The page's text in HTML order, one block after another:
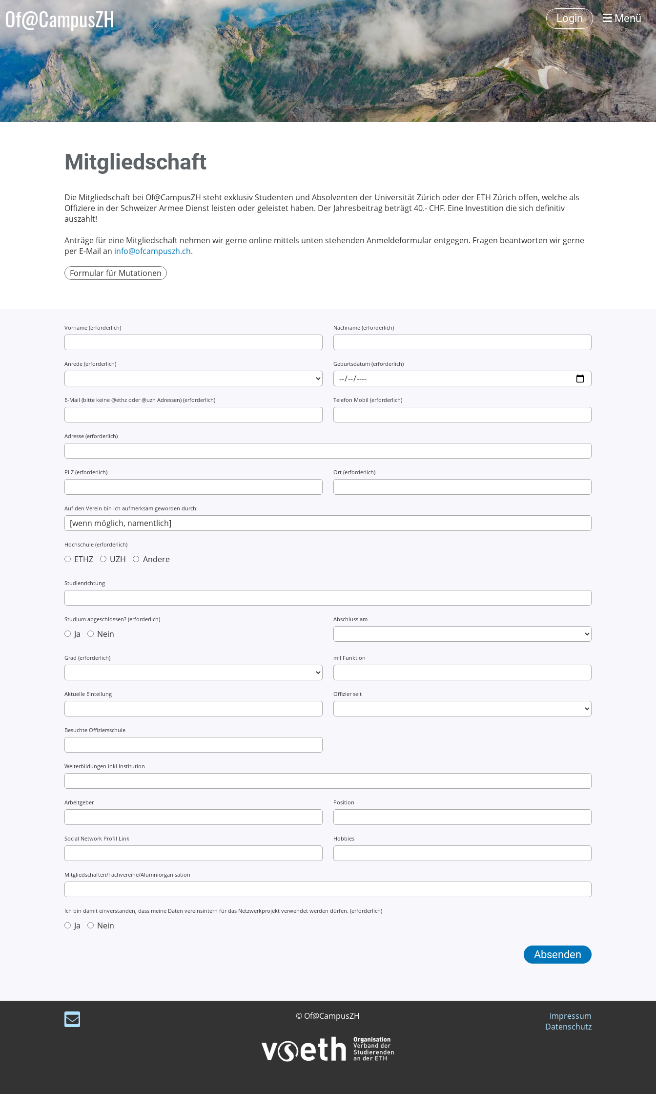
Of@CampusZH Login Menü
Mitgliedschaft
Die Mitgliedschaft bei Of@CampusZH steht exklusiv Studenten und Absolventen der Universität Zürich oder der ETH Zürich offen, welche als
Offiziere in der Schweizer Armee Dienst leisten oder geleistet haben. Der Jahresbeitrag beträgt 40.- CHF. Eine Investition die sich definitiv
auszahlt!
Anträge für eine Mitgliedschaft nehmen wir gerne online mittels unten stehenden Anmeldeformular entgegen. Fragen beantworten wir gerne
per E-Mail an info@ofcampuszh.ch.
Formular für Mutationen
Vorname (erforderlich) Nachname (erforderlich)
Anrede (erforderlich) Geburtsdatum (erforderlich)
E-Mail (bitte keine @ethz oder @uzh Adressen) (erforderlich) Telefon Mobil (erforderlich)
Adresse (erforderlich)
PLZ (erforderlich) Ort (erforderlich)
Auf den Verein bin ich aufmerksam geworden durch:
Hochschule (erforderlich)
ETHZ UZH Andere
Studienrichtung
Studium abgeschlossen? (erforderlich)
Ja Nein
Abschluss am
Grad (erforderlich) mil Funktion
Aktuelle Einteilung Offizier seit
Besuchte Offiziersschule
Weiterbildungen inkl Institution
Arbeitgeber Position
Social Network Profil Link Hobbies
Mitgliedschaften/Fachvereine/Alumniorganisation
Ich bin damit einverstanden, dass meine Daten vereinsintern für das Netzwerkprojekt verwendet werden dürfen. (erforderlich)
Ja Nein
© Of@CampusZH
Impressum
Datenschutz